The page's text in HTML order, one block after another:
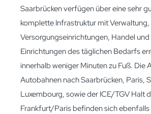
Saarbrücken verfügen über eine sehr
komplette Infrastruktur mit Verwaltung,
Versorgungseinrichtungen, Handel und
Einrichtungen des täglichen Bedarfs
innerhalb weniger Minuten zu Fuß. Die
Autobahnen nach Saarbrücken, Paris,
Luxembourg, sowie der ICE/TGV Halt
Frankfurt/Paris befinden sich ebenfalls